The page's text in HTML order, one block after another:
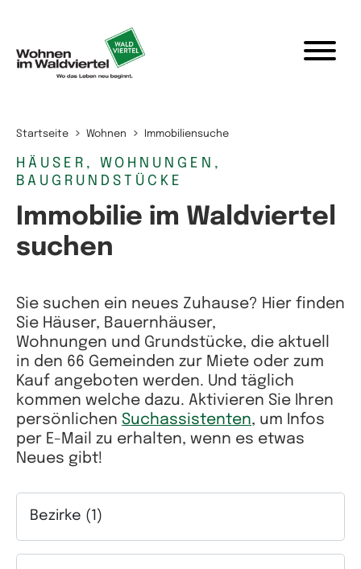
Startseite Wohnen Immobiliensuche
HÄUSER, WOHNUNGEN,
BAUGRUNDSTÜCKE
Immobilie im Waldviertel
suchen
Sie suchen ein neues Zuhause? Hier finden
Sie Häuser, Bauernhäuser,
Wohnungen und Grundstücke, die aktuell
in den 66 Gemeinden zur Miete oder zum
Kauf angeboten werden. Und täglich
kommen welche dazu. Aktivieren Sie Ihren
persönlichen Suchassistenten, um Infos
per E-Mail zu erhalten, wenn es etwas
Neues gibt!
Bezirke (1)